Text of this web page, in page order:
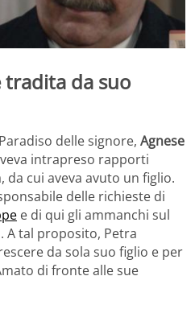
tradita da suo
delle signore, Agnese
intrapreso rapporti
cui aveva avuto un figlio.
delle richieste di
e di qui gli ammanchi sul
A tal proposito, Petra
da sola suo figlio e per
di fronte alle sue